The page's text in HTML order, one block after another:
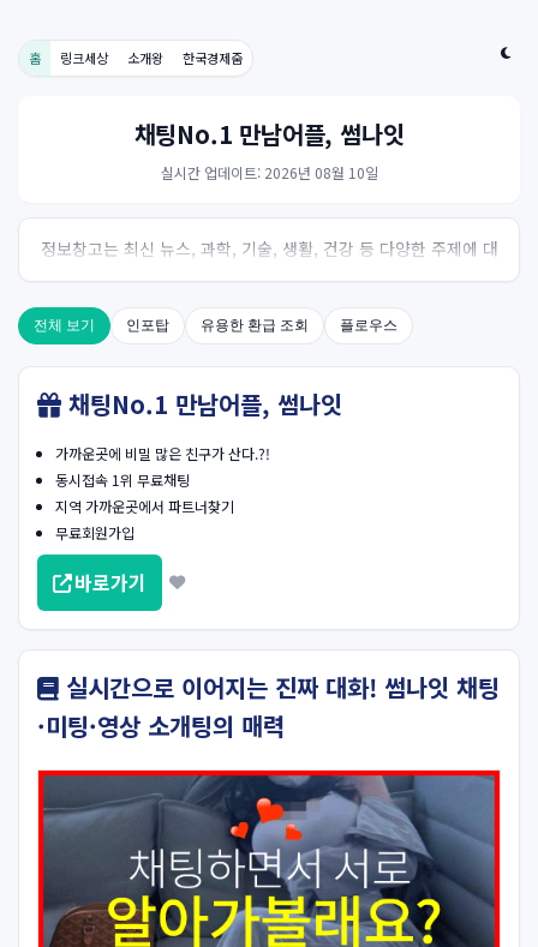
홈 링크세상 소개왕 한국경제줌
채팅No.1 만남어플, 썸나잇
실시간 업데이트: 2026년 08월 10일
정보창고는 최신 뉴스, 과학, 기술, 생활, 건강 등 다양한 주제에 대
한 신뢰성 있는 정보를 제공하는 온라인 자료실입니다.
전체 보기 인포탑 유용한 환급 조회 플로우스
채팅No.1 만남어플, 썸나잇
가까운곳에 비밀 많은 친구가 산다.?!
동시접속 1위 무료채팅
지역 가까운곳에서 파트너찾기
무료회원가입
바로가기
실시간으로 이어지는 진짜 대화! 썸나잇 채팅
·미팅·영상 소개팅의 매력